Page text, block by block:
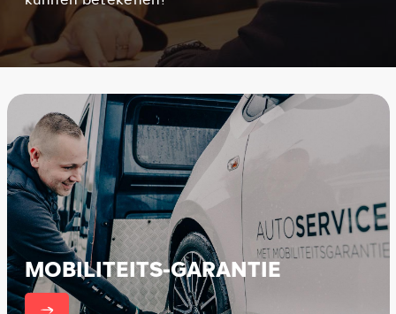
MOBILITEITS-GARANTIE